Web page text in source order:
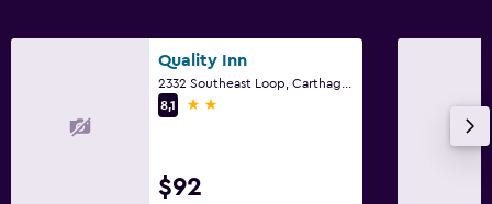
Quality Inn
8,1
2 estrellas
$92